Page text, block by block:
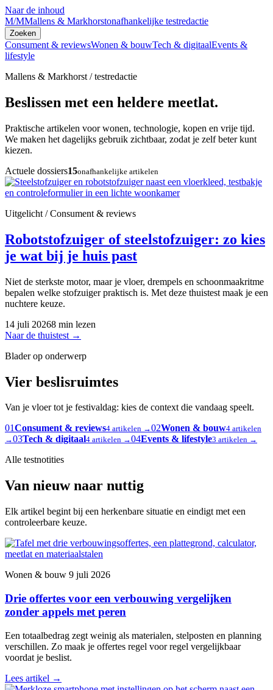
Naar de inhoud
M/MMallens & Markhorstonafhankelijke testredactie
Zoeken
Consument & reviewsWonen & bouwTech & digitaalEvents &
lifestyle
Mallens & Markhorst / testredactie
Beslissen met een heldere meetlat.
Praktische artikelen voor wonen, technologie, kopen en vrije tijd.
We maken het dagelijks gebruik zichtbaar, zodat je zelf beter kunt
kiezen.
Actuele dossiers15onafhankelijke artikelen
Uitgelicht / Consument & reviews
Robotstofzuiger of steelstofzuiger: zo kies
je wat bij je huis past
Niet de sterkste motor, maar je vloer, drempels en schoonmaakritme
bepalen welke stofzuiger praktisch is. Met deze thuistest maak je een
nuchtere keuze.
14 juli 20268 min lezen
Naar de thuistest →
Blader op onderwerp
Vier beslisruimtes
Van je vloer tot je festivaldag: kies de context die vandaag speelt.
01Consument & reviews4 artikelen →02Wonen & bouw4 artikelen
→03Tech & digitaal4 artikelen →04Events & lifestyle3 artikelen →
Alle testnotities
Van nieuw naar nuttig
Elk artikel begint bij een herkenbare situatie en eindigt met een
controleerbare keuze.
Wonen & bouw 9 juli 2026
Drie offertes voor een verbouwing vergelijken
zonder appels met peren
Een totaalbedrag zegt weinig als materialen, stelposten en planning
verschillen. Zo maak je offertes regel voor regel vergelijkbaar
voordat je beslist.
Lees artikel →